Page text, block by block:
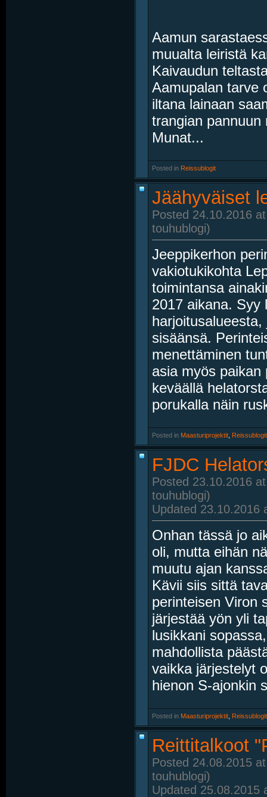
Aamun
muualta leiristä
Kaivaudun
Aamupalan tarve
iltana lainaan
trangian pannuun
Munat...
Posted in Reissublogit
Jäähyväiset
Posted 24.10.2016
touhublogi)
Jeeppikerhon
vakiotukikohta
toimintansa
2017 aikana. Syy
sisäänsä.
menettäminen
asia myös paikan
keväällä
porukalla näin
Posted in Maasturiprojektit Reissublogit
FJDC
Posted 23.10.2016
touhublogi)
Updated 23.10.2016
Onhan tässä jo
oli, mutta eihän
muutu ajan
Kävii siis sittä
perinteisen Viron
järjestää yön yli
lusikkani
mahdollista
vaikka järjestelyt
hienon S-ajonkin
Posted in Maasturiprojektit Reissublogit
Reittitalkoot
Posted 24.08.2015
touhublogi)
Updated 25.08.2015